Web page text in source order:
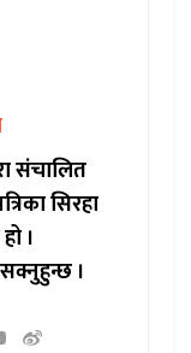
संचालित
सिरहा
।
।